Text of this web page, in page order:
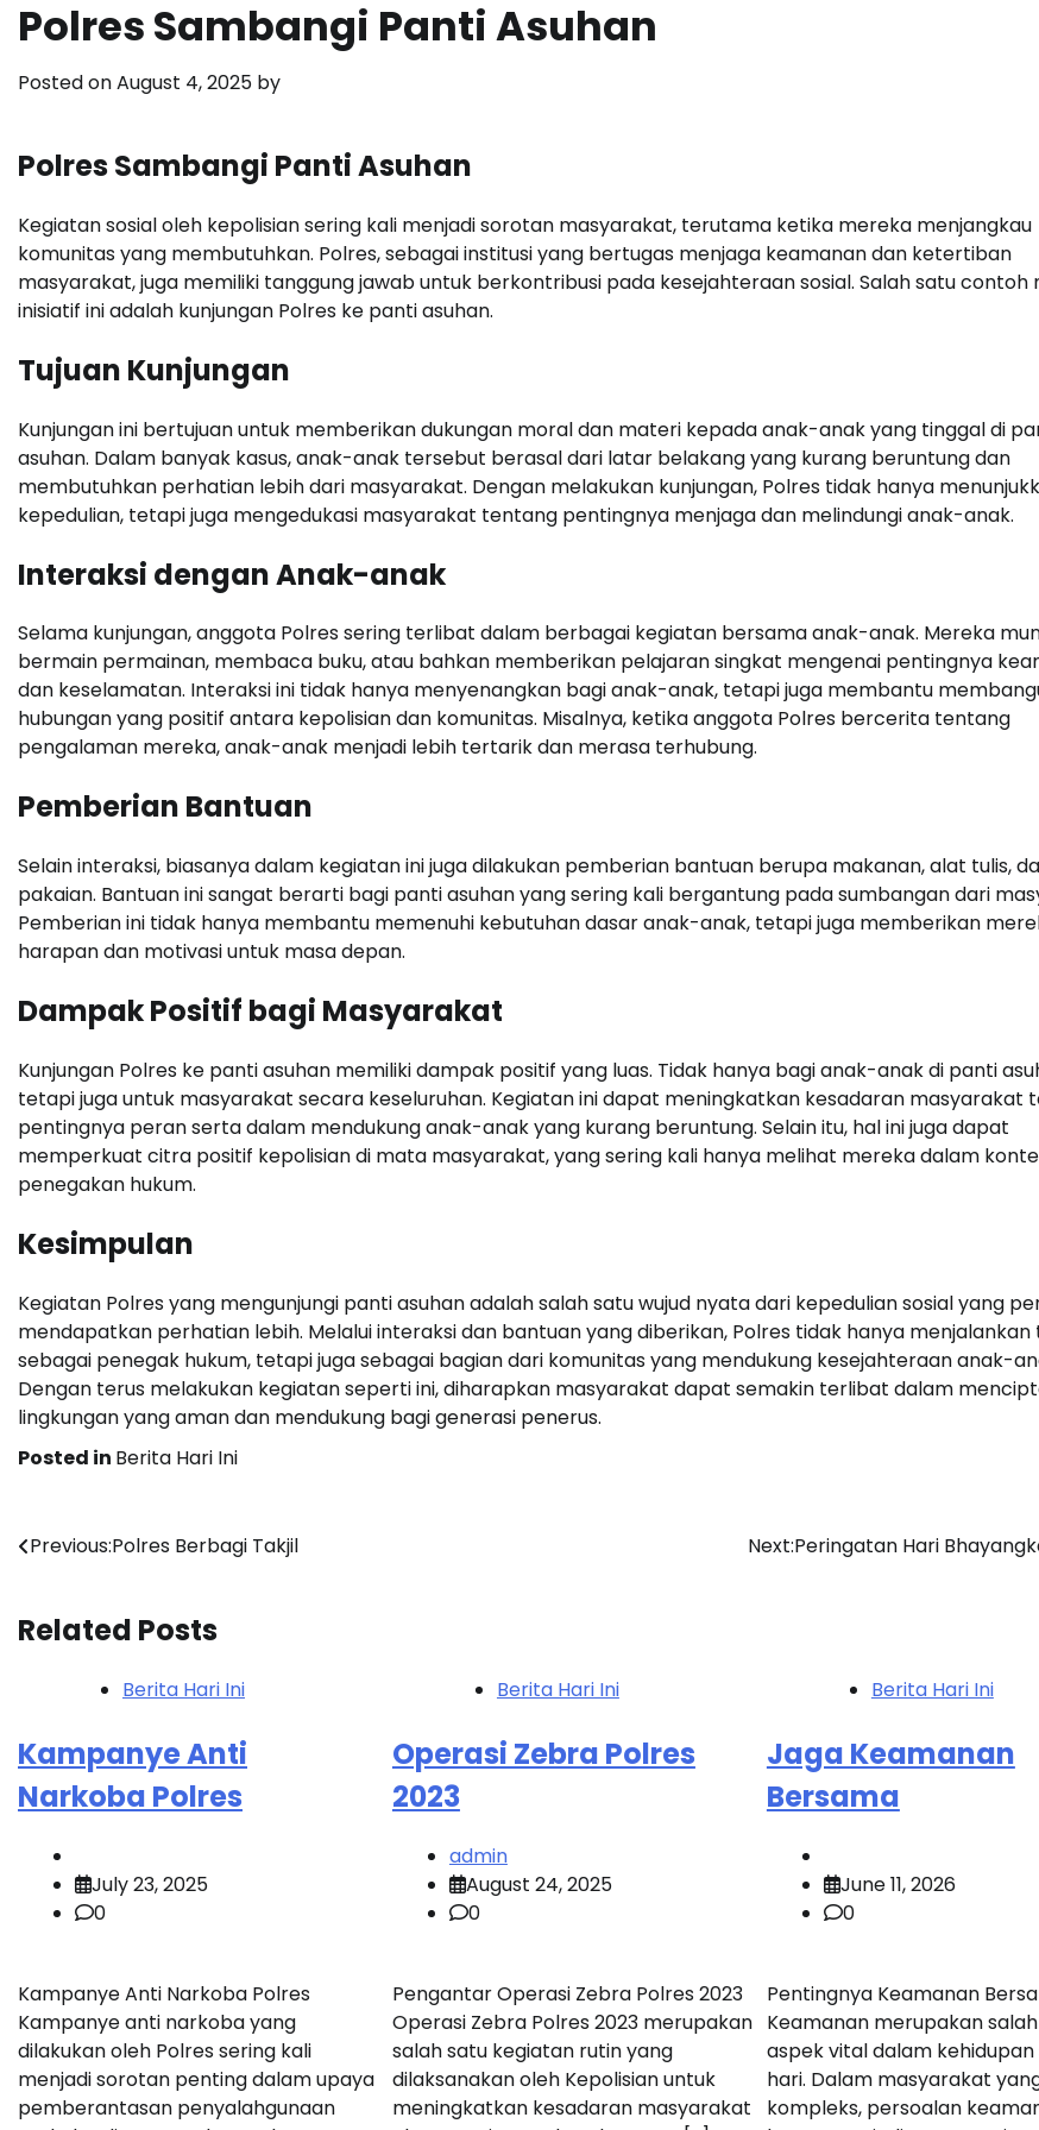
Polres Sambangi Panti Asuhan
Posted onAugust 4, 2025 by
Polres Sambangi Panti Asuhan
Kegiatan sosial oleh kepolisian sering kali menjadi sorotan masyarakat, terutama ketika mereka menjangkau
komunitas yang membutuhkan. Polres, sebagai institusi yang bertugas menjaga keamanan dan ketertiban
masyarakat, juga memiliki tanggung jawab untuk berkontribusi pada kesejahteraan sosial. Salah satu contoh
inisiatif ini adalah kunjungan Polres ke panti asuhan.
Tujuan Kunjungan
Kunjungan ini bertujuan untuk memberikan dukungan moral dan materi kepada anak-anak yang tinggal di
asuhan. Dalam banyak kasus, anak-anak tersebut berasal dari latar belakang yang kurang beruntung dan
membutuhkan perhatian lebih dari masyarakat. Dengan melakukan kunjungan, Polres tidak hanya
kepedulian, tetapi juga mengedukasi masyarakat tentang pentingnya menjaga dan melindungi anak-anak.
Interaksi dengan Anak-anak
Selama kunjungan, anggota Polres sering terlibat dalam berbagai kegiatan bersama anak-anak. Mereka
bermain permainan, membaca buku, atau bahkan memberikan pelajaran singkat mengenai pentingnya
dan keselamatan. Interaksi ini tidak hanya menyenangkan bagi anak-anak, tetapi juga membantu
hubungan yang positif antara kepolisian dan komunitas. Misalnya, ketika anggota Polres bercerita tentang
pengalaman mereka, anak-anak menjadi lebih tertarik dan merasa terhubung.
Pemberian Bantuan
Selain interaksi, biasanya dalam kegiatan ini juga dilakukan pemberian bantuan berupa makanan, alat tulis,
pakaian. Bantuan ini sangat berarti bagi panti asuhan yang sering kali bergantung pada sumbangan dari
Pemberian ini tidak hanya membantu memenuhi kebutuhan dasar anak-anak, tetapi juga memberikan
harapan dan motivasi untuk masa depan.
Dampak Positif bagi Masyarakat
Kunjungan Polres ke panti asuhan memiliki dampak positif yang luas. Tidak hanya bagi anak-anak di panti
tetapi juga untuk masyarakat secara keseluruhan. Kegiatan ini dapat meningkatkan kesadaran masyarakat
pentingnya peran serta dalam mendukung anak-anak yang kurang beruntung. Selain itu, hal ini juga dapat
memperkuat citra positif kepolisian di mata masyarakat, yang sering kali hanya melihat mereka dalam
penegakan hukum.
Kesimpulan
Kegiatan Polres yang mengunjungi panti asuhan adalah salah satu wujud nyata dari kepedulian sosial yang
mendapatkan perhatian lebih. Melalui interaksi dan bantuan yang diberikan, Polres tidak hanya menjalankan
sebagai penegak hukum, tetapi juga sebagai bagian dari komunitas yang mendukung kesejahteraan anak-
Dengan terus melakukan kegiatan seperti ini, diharapkan masyarakat dapat semakin terlibat dalam
lingkungan yang aman dan mendukung bagi generasi penerus.
Posted in Berita Hari Ini
Post
Previous:Polres Berbagi Takjil Next:Peringatan Hari
Related Posts
Berita Hari Ini
Kampanye Anti
Narkoba Polres
July 23, 2025
0
Kampanye Anti Narkoba Polres
Kampanye anti narkoba yang
dilakukan oleh Polres sering kali
menjadi sorotan penting dalam upaya
pemberantasan penyalahgunaan
Berita Hari Ini
Operasi Zebra Polres
2023
admin
August 24, 2025
0
Pengantar Operasi Zebra Polres 2023
Operasi Zebra Polres 2023 merupakan
salah satu kegiatan rutin yang
dilaksanakan oleh Kepolisian untuk
meningkatkan kesadaran masyarakat
Berita Hari Ini
Jaga Keamanan
Bersama
June 11, 2026
0
Pentingnya Keamanan
Keamanan merupakan
aspek vital dalam
hari. Dalam masyarakat
kompleks, persoalan